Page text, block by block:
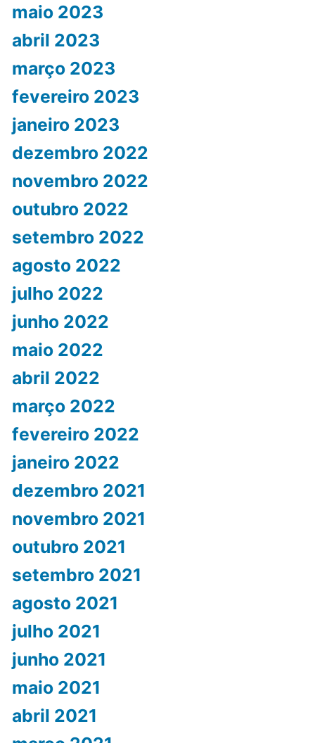
maio 2023
abril 2023
março 2023
fevereiro 2023
janeiro 2023
dezembro 2022
novembro 2022
outubro 2022
setembro 2022
agosto 2022
julho 2022
junho 2022
maio 2022
abril 2022
março 2022
fevereiro 2022
janeiro 2022
dezembro 2021
novembro 2021
outubro 2021
setembro 2021
agosto 2021
julho 2021
junho 2021
maio 2021
abril 2021